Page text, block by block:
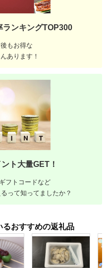
ランキングTOP300
もお得な
あります！
ト大量GET！
フトコードなど
って知ってましたか？
るおすすめの返礼品